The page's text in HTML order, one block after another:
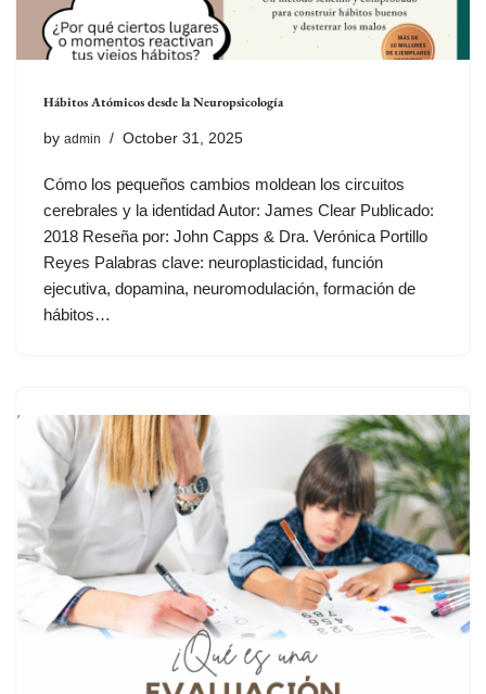
Hábitos Atómicos desde la Neuropsicología
by admin October 31, 2025
Cómo los pequeños cambios moldean los circuitos
cerebrales y la identidad Autor: James Clear Publicado:
2018 Reseña por: John Capps & Dra. Verónica Portillo
Reyes Palabras clave: neuroplasticidad, función
ejecutiva, dopamina, neuromodulación, formación de
hábitos…